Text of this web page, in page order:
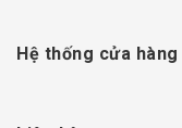
Hệ thống cửa hàng